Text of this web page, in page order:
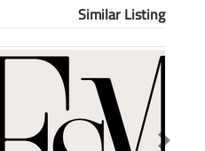
Similar Listing
Next